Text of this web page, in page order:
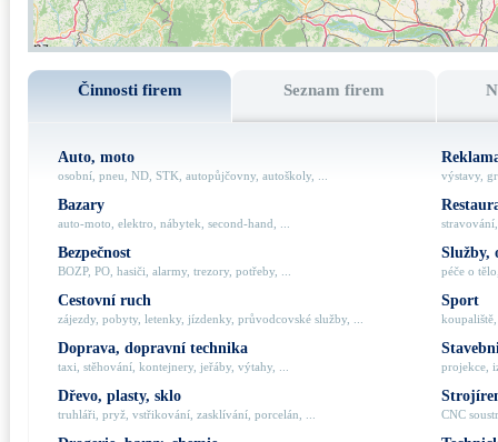
Činnosti firem Seznam firem
Auto, moto
osobní, pneu, ND, STK, autopůjčovny, autoškoly, ...
Bazary
auto-moto, elektro, nábytek, second-hand, ...
Bezpečnost
BOZP, PO, hasiči, alarmy, trezory, potřeby, ...
Cestovní ruch
zájezdy, pobyty, letenky, jízdenky, průvodcovské služby, ...
Doprava, dopravní technika
taxi, stěhování, kontejnery, jeřáby, výtahy, ...
Dřevo, plasty, sklo
truhláři, pryž, vstřikování, zasklívání, porcelán, ...
výstavy,
Služby,
péče o
Sport
projekce,
CNC